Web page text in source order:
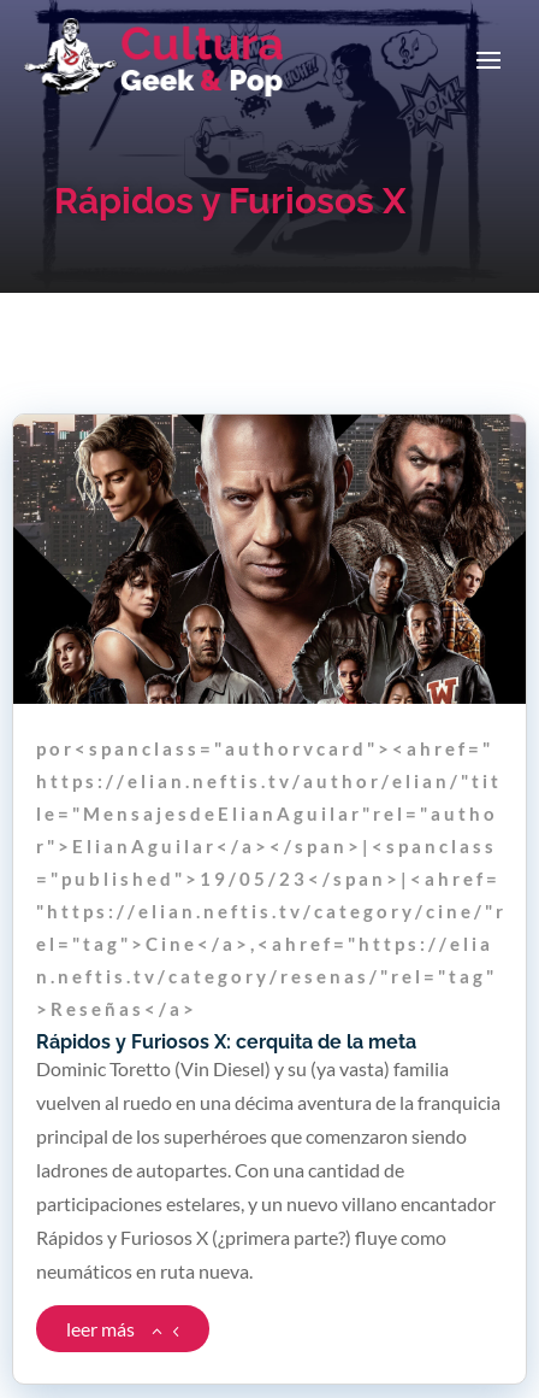
Rápidos y Furiosos X
Rápidos y Furiosos X: cerquita de la meta
p o r < s p a n c l a s s = " a u t h o r v c a r d " > < a h r e f = "
h t t p s : / / e l i a n . n e f t i s . t v / a u t h o r / e l i a n / " t i t
l e = " M e n s a j e s d e E l i a n A g u i l a r " r e l = " a u t h o
r " > E l i a n A g u i l a r < / a > < / s p a n > | < s p a n c l a s s
= " p u b l i s h e d " > 1 9 / 0 5 / 2 3 < / s p a n > | < a h r e f =
" h t t p s : / / e l i a n . n e f t i s . t v / c a t e g o r y / c i n e / " r
e l = " t a g " > C i n e < / a > , < a h r e f = " h t t p s : / / e l i a
n . n e f t i s . t v / c a t e g o r y / r e s e n a s / " r e l = " t a g "
> R e s e ñ a s < / a >
Dominic Toretto (Vin Diesel) y su (ya vasta) familia
vuelven al ruedo en una décima aventura de la franquicia
principal de los superhéroes que comenzaron siendo
ladrones de autopartes. Con una cantidad de
participaciones estelares, y un nuevo villano encantador
Rápidos y Furiosos X (¿primera parte?) fluye como
neumáticos en ruta nueva.
leer más